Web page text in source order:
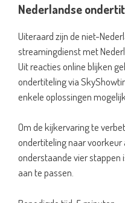
Nederlandse
Uiteraard zijn de niet-
streamingdienst met
Uit reacties online blijken
ondertiteling via
enkele oplossingen mogelijk.
Om de kijkervaring te
ondertiteling naar voorkeur
onderstaande vier stappen
aan te passen.